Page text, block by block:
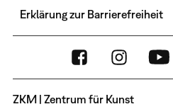
Erklärung zur Barrierefreiheit
ZKM | Zentrum für Kunst